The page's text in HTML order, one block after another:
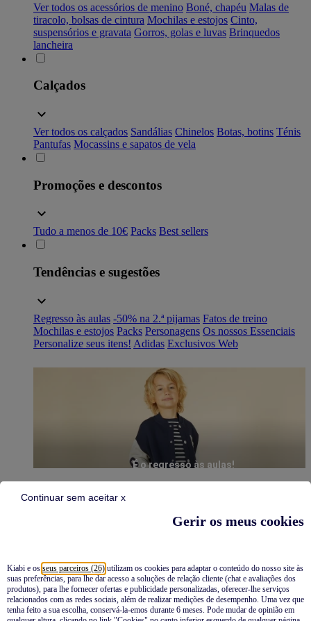
Gerir os meus cookies
Kiabi e os seus parceiros (26) utilizam os cookies para adaptar o conteúdo do nosso site às
suas preferências, para lhe dar acesso a soluções de relação cliente (chat e avaliações dos
produtos), para lhe fornecer ofertas e publicidade personalizadas, oferecer-lhe serviços
relacionados com as redes sociais, além de realizar medições de desempenho. Uma vez que
tenha feito a sua escolha, conservá-la-emos durante 6 meses. Pode mudar de opinião em
Continuar sem aceitar x
Ver todos os acessórios de menino Boné, chapéu Malas de
tiracolo, bolsas de cintura Mochilas e estojos Cinto,
suspensórios e gravata Gorros, golas e luvas Brinquedos
lancheira
Calçados
Ver todos os calçados Sandálias Chinelos Botas, botins Ténis
Pantufas Mocassins e sapatos de vela
Promoções e descontos
Tudo a menos de 10€ Packs Best sellers
Tendências e sugestões
Regresso às aulas -50% na 2.ª pijamas Fatos de treino
Mochilas e estojos Packs Personagens Os nossos Essenciais
Personalize seus itens! Adidas Exclusivos Web
É o regresso às aulas!
Pijamas
Novidades